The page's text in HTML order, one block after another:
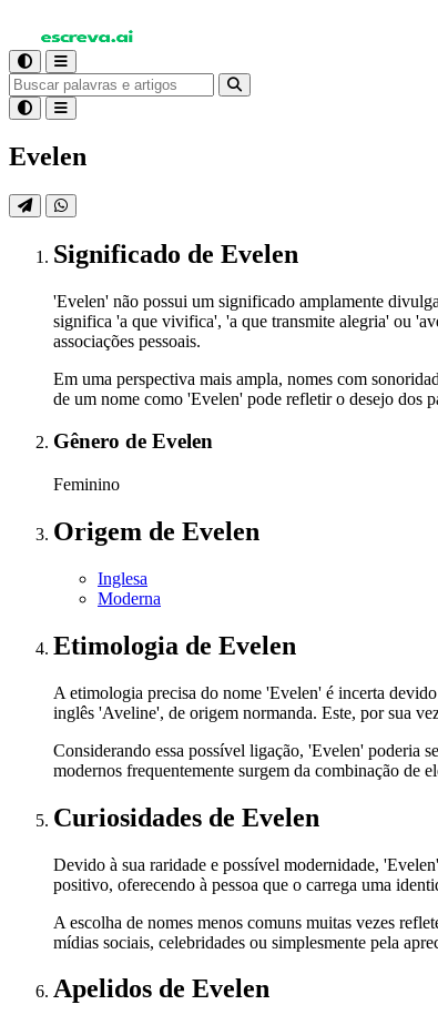
Evelen
Significado de Evelen
'Evelen' não possui um significado amplamente
significa 'a que vivifica', 'a que transmite alegria' ou
associações pessoais.
Em uma perspectiva mais ampla, nomes com
de um nome como 'Evelen' pode refletir o desejo dos
Gênero de Evelen
Feminino
Origem de Evelen
Inglesa
Moderna
Etimologia de Evelen
A etimologia precisa do nome 'Evelen' é incerta
inglês 'Aveline', de origem normanda. Este, por sua
Considerando essa possível ligação, 'Evelen' poderia
modernos frequentemente surgem da combinação de
Curiosidades de Evelen
Devido à sua raridade e possível modernidade,
positivo, oferecendo à pessoa que o carrega uma
A escolha de nomes menos comuns muitas vezes
mídias sociais, celebridades ou simplesmente pela
Apelidos de Evelen